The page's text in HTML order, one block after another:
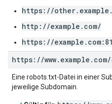
https://
http://example.com/
https://
https: //www. example . com/
Eine robots.txt-Datei in einer
jeweilige Subdomain.